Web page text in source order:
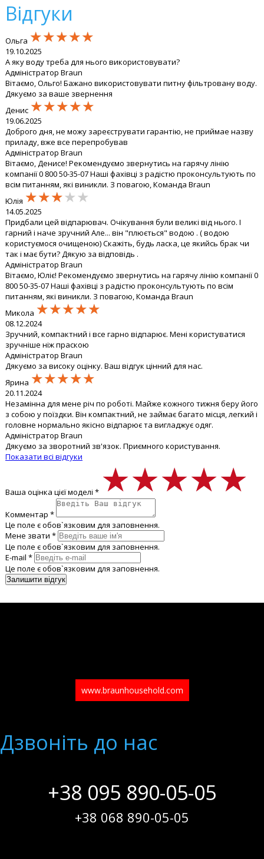
Відгуки
Ольга ★★★★★
★★★★★
★★★★★
19.10.2025
А яку воду треба для нього використовувати?
Адміністратор Braun
Вітаємо, Ольго! Бажано використовувати питну фільтровану воду.
Дякуємо за ваше звернення
Денис ★★★★★
★★★★★
★★★★★
19.06.2025
Доброго дня, не можу зареєструвати гарантію, не приймае назву
приладу, вже все перепробував
Адміністратор Braun
Вітаємо, Денисе! Рекомендуємо звернутись на гарячу лінію
компанії 0 800 50-35-07 Наші фахівці з радістю проконсультують по
всім питанням, які виникли. З повагою, Команда Braun
Юлія ★★★★★
★★★★★
★★★★★
14.05.2025
Придбали цей відпарювач. Очікування були великі від нього. І
гарний і наче зручний Але... він "плюється" водою . ( водою
користуємося очищеною) Скажіть, будь ласка, це якийсь брак чи
так і має бути? Дякую за відповідь .
Адміністратор Braun
Вітаємо, Юліє! Рекомендуємо звернутись на гарячу лінію компанії 0
800 50-35-07 Наші фахівці з радістю проконсультують по всім
питанням, які виникли. З повагою, Команда Braun
Микола ★★★★★
★★★★★
★★★★★
08.12.2024
Зручний, компактний і все гарно відпарює. Мені користуватися
зручніше ніж праскою
Адміністратор Braun
Дякуємо за високу оцінку. Ваш відгук цінний для нас.
Ярина ★★★★★
★★★★★
★★★★★
20.11.2024
Незамінна для мене річ по роботі. Майже кожного тижня беру його
з собою у поїздки. Він компактний, не займає багато місця, легкий і
головне нормально якісно відпарює та вигладжує одяг.
Адміністратор Braun
Дякуємо за зворотний зв'язок. Приємного користування.
Показати всі відгуки
Ваша оцінка цієї моделі * ★★★★★
★★★★★
★★★★★
Комментар *
Це поле є обов`язковим для заповнення.
Мене звати *
Це поле є обов`язковим для заповнення.
E-mail *
Це поле є обов`язковим для заповнення.
www.braunhousehold.com
Дзвонiть до нас
+38 095 890-05-05
+38 068 890-05-05